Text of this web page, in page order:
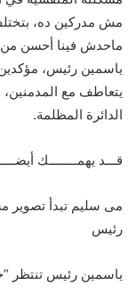
مش مدركين ده،
ماحدش فينا أحسن من
ياسمين رئيس،
يتعاطف مع
الدائرة المظلمة.
قـــد يهمــــــــك
مى سليم تبدأ تصوير
رئيس
ياسمين رئيس تنتظر